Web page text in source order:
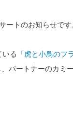
ートのお知らせです
いる 「虎と小鳥のフ
パートナーのカミ